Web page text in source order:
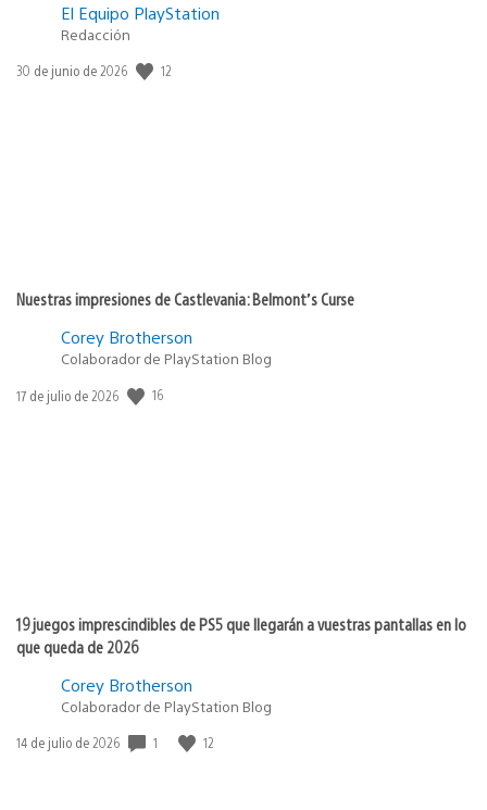
El Equipo PlayStation
Redacción
Fecha
30 de junio de 2026 12
Nuestras impresiones de Castlevania: Belmont’s Curse
Corey Brotherson
Colaborador de PlayStation Blog
Fecha
17 de julio de 2026 16
19 juegos imprescindibles de PS5 que llegarán a vuestras pantallas en lo
que queda de 2026
Corey Brotherson
Colaborador de PlayStation Blog
Fecha
14 de julio de 2026 1 12